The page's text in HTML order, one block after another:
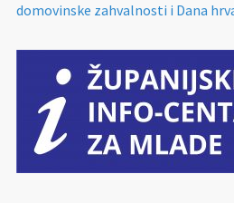
domovinske zahvalnosti i Dana